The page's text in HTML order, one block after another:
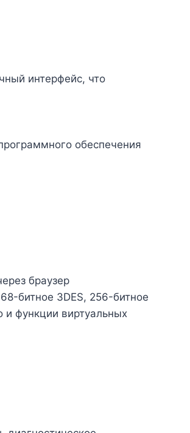
интерфейс, что
обеспечения
браузер
битное 3DES, 256-битное
функции виртуальных